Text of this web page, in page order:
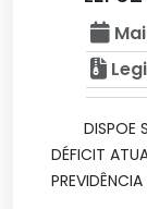
DISPOE
DÉFICIT